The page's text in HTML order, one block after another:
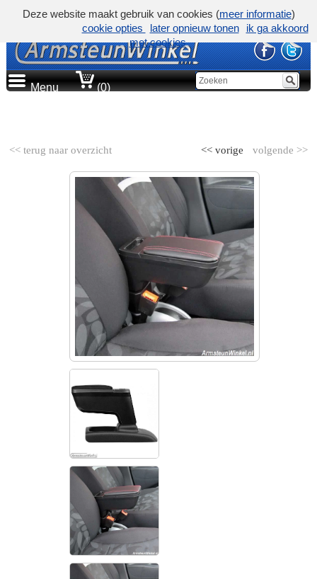
Menu (0)
<< terug naar overzicht volgende >>
<< vorige
Deze website maakt gebruik van cookies (meer informatie)
cookie opties
later opnieuw tonen
ik ga akkoord
met cookies